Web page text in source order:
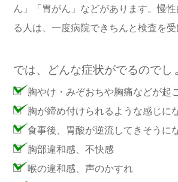
ん」「胃がん」などがあります。慢
る人は、一度病院できちんと検査を受
では、どんな症状がでるのでし
胸やけ・みぞおちや胸痛などが起
胸が締め付けられるような感じに
食事後、胃酸が逆流してきそうに
胸部違和感、不快感
喉の違和感、声のかすれ